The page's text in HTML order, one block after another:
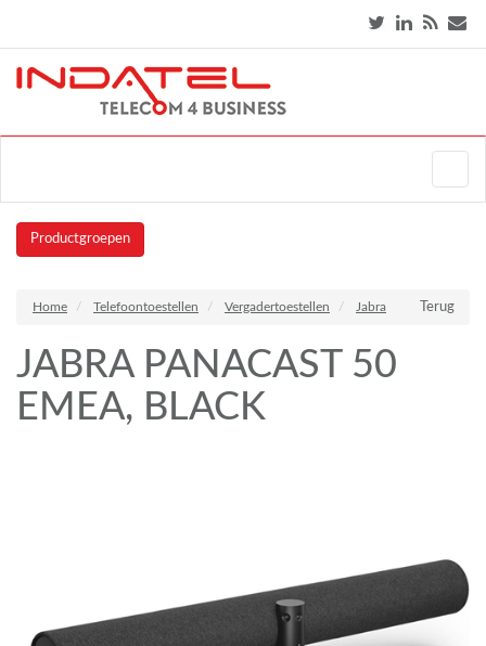
Productgroepen
Terug
Home Telefoontoestellen Vergadertoestellen Jabra
JABRA PANACAST 50
EMEA, BLACK